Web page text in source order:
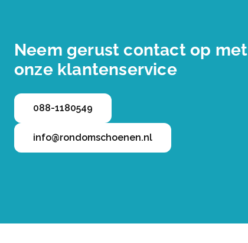
Neem gerust contact op met
onze klantenservice
088-1180549
info@rondomschoenen.nl